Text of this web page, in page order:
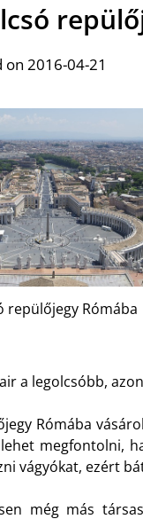
on 2016-04-21
repülőjegy Rómába
a legolcsóbb,
Rómába
megfontolni,
vágyókat, ezért
még más